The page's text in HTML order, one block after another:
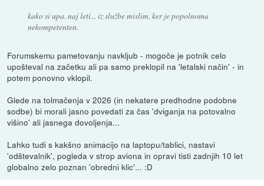
kako si upa. naj leti... iz službe mislim, ker je popolnoma
nekompetenten.
Forumskemu pametovanju navkljub - mogoče je potnik celo
upošteval na začetku ali pa samo preklopil na 'letalski način' - in
potem ponovno vklopil.
Glede na tolmačenja v 2026 (in nekatere predhodne podobne
sodbe) bi morali jasno povedati za čas 'dviganja na potovalno
višino' ali jasnega dovoljenja...
Lahko tudi s kakšno animacijo na laptopu/tablici, nastavi
'odštevalnik', pogleda v strop aviona in opravi tisti zadnjih 10 let
globalno zelo poznan 'obredni klic'... :D